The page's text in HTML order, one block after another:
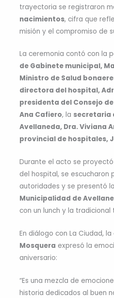
trayectoria se registraron
nacimientos, cifra que
misión y el compromiso de
La ceremonia contó con la
de Gabinete municipal,
Ministro de Salud
directora del hospital,
presidenta del Consejo
Ana Cafiero, la secretaria
Avellaneda, Dra. Viviana
provincial de hospitales,
Durante el acto se
del hospital, se escucharon
autoridades y se presentó la
Municipalidad de
con un lunch y la
En diálogo con La Ciudad,
Mosquera expresó la
aniversario:
“Es una mezcla de
historia dedicados al buen